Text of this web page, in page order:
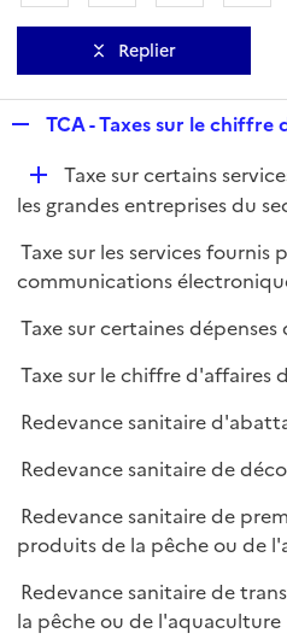
Replier
p
l
e
r
TCA - Taxes sur le chiffre
D
é
l
i
e
Taxe sur certains
les grandes entreprises du
Taxe sur les services fournis
communications
Taxe sur certaines
Taxe sur le chiffre d'affaires
Redevance sanitaire
Redevance sanitaire de
Redevance sanitaire de
produits de la pêche ou de
Redevance sanitaire de
la pêche ou de l'aquaculture